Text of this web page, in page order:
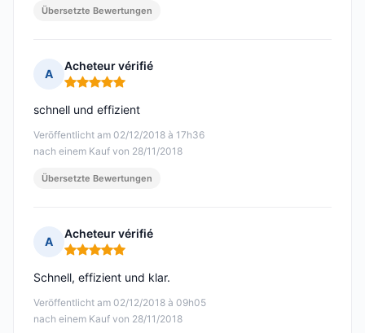
Übersetzte Bewertungen
A
Acheteur vérifié
Hinweis: 5 von 5
Veröffentlicht am 02/12/2018 à 17h36
nach einem Kauf von 28/11/2018
schnell und effizient
Übersetzte Bewertungen
A
Acheteur vérifié
Hinweis: 5 von 5
Veröffentlicht am 02/12/2018 à 09h05
nach einem Kauf von 28/11/2018
Schnell, effizient und klar.